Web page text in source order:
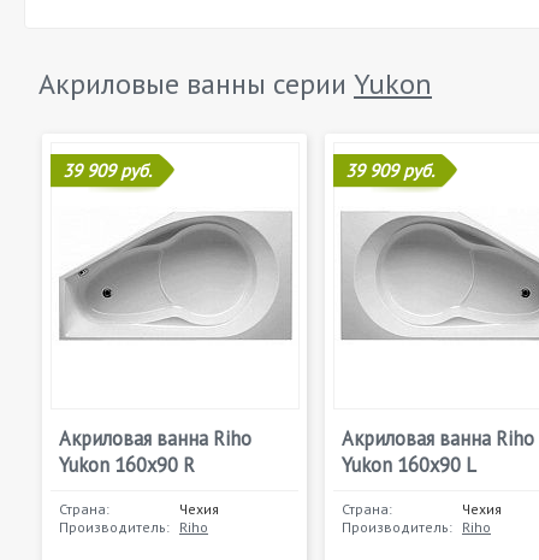
Акриловые ванны серии Yukon
39 909 руб.
Акриловая ванна Riho
Yukon 160х90 R
Страна:
Чехия
Производитель: Riho
39 909 руб.
Акриловая ванна Riho
Yukon 160х90 L
Страна:
Чехия
Производитель: Riho